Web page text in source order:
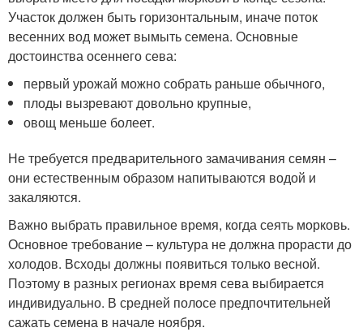
Участок должен быть горизонтальным, иначе поток
весенних вод может вымыть семена. Основные
достоинства осеннего сева:
первый урожай можно собрать раньше обычного,
плоды вызревают довольно крупные,
овощ меньше болеет.
Не требуется предварительного замачивания семян –
они естественным образом напитываются водой и
закаляются.
Важно выбрать правильное время, когда сеять морковь.
Основное требование – культура не должна прорасти до
холодов. Всходы должны появиться только весной.
Поэтому в разных регионах время сева выбирается
индивидуально. В средней полосе предпочтительней
сажать семена в начале ноября.